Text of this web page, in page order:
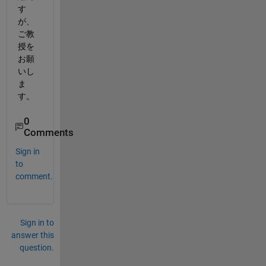
す
が、
ご教
授を
お願
いし
ま
す。
0
Comments
Sign in
to
comment.
Sign in to
answer this
question.